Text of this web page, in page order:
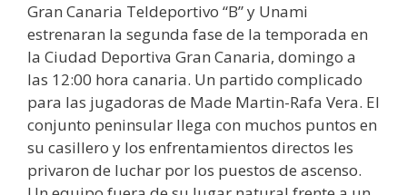
Gran Canaria Teldeportivo “B” y Unami
estrenaran la segunda fase de la temporada en
la Ciudad Deportiva Gran Canaria, domingo a
las 12:00 hora canaria. Un partido complicado
para las jugadoras de Made Martin-Rafa Vera. El
conjunto peninsular llega con muchos puntos en
su casillero y los enfrentamientos directos les
privaron de luchar por los puestos de ascenso.